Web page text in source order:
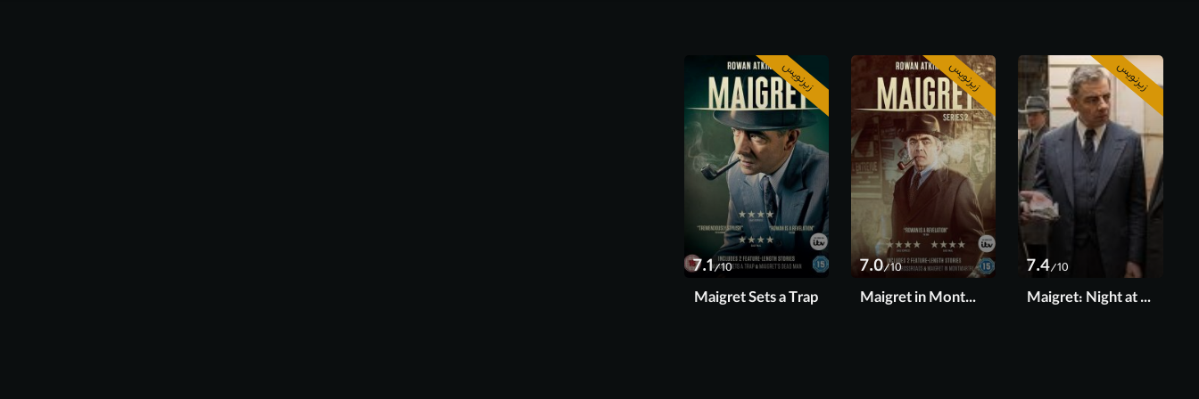
زیرنویس
7.4/10
Maigret: Night at the Crossroads
زیرنویس
7.0/10
Maigret in Montmartre
زیرنویس
7.1/10
Maigret Sets a Trap